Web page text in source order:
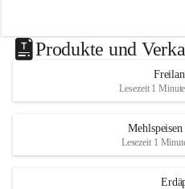
#heurige #erdäpfel #festkochend
#direktvombbauernhof #hofpopp
#leiserberge #ernstbrunn
Produkte und
Lesezeit 1 Minute
Lesezeit 1